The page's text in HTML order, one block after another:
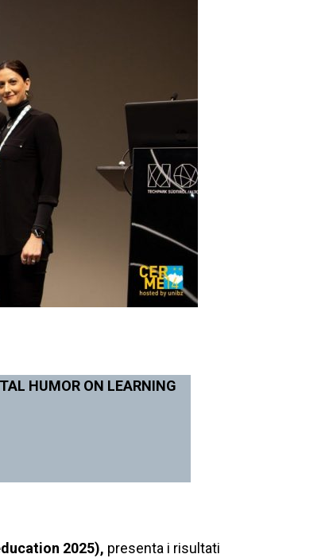
HUMOR ON LEARNING
2025), presenta i risultati